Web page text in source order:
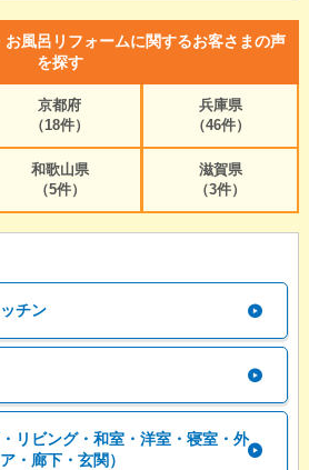
風呂リフォームに関するお客さまの声
を探す
京都府
（18件）
兵庫県
（46件）
和歌山県
（5件）
滋賀県
（3件）
チン
リビング・和室・洋室・寝室・外
・廊下・玄関）